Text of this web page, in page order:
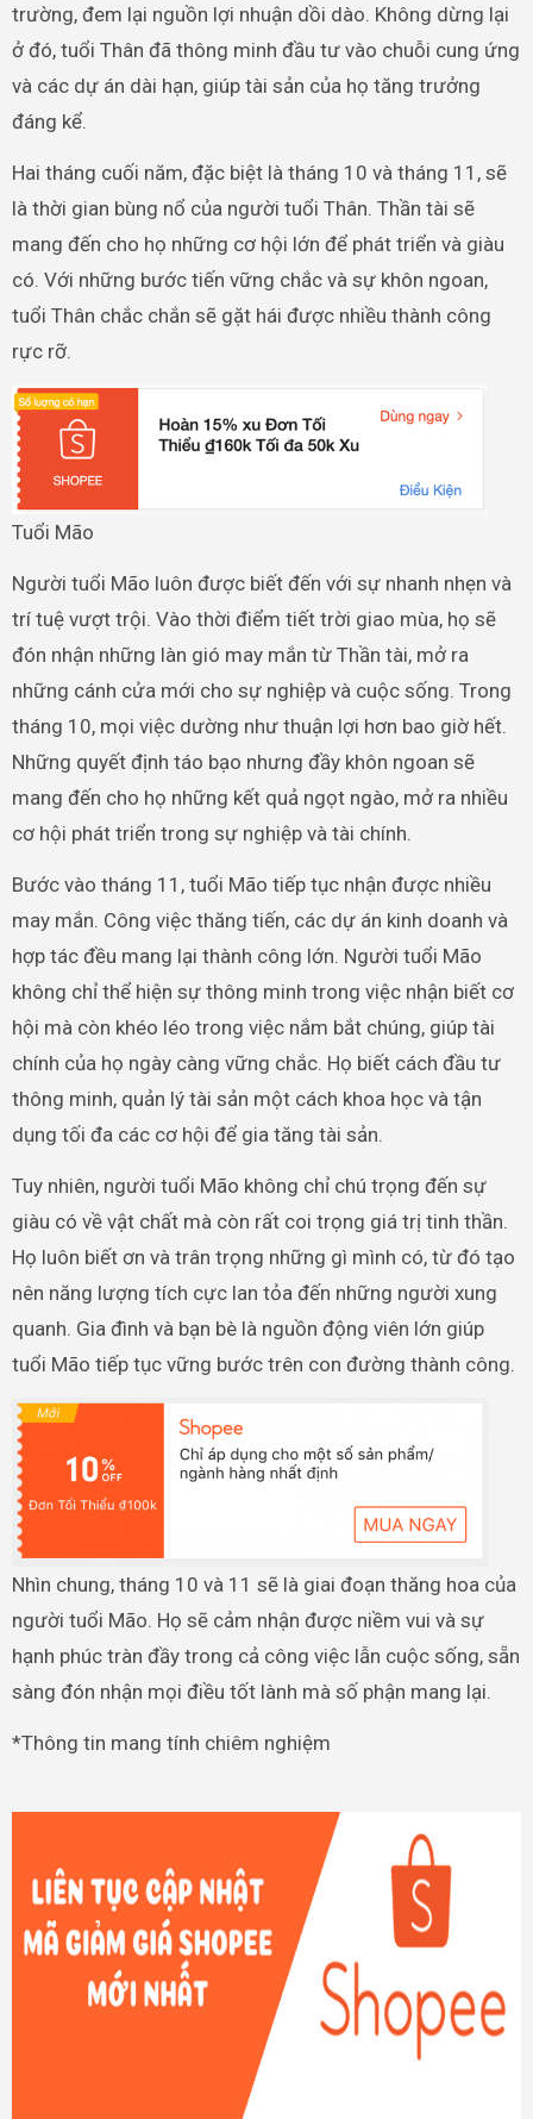
trường, đem lại nguồn lợi nhuận dồi dào. Không dừng lại
ở đó, tuổi Thân đã thông minh đầu tư vào chuỗi cung ứng
và các dự án dài hạn, giúp tài sản của họ tăng trưởng
đáng kể.
Hai tháng cuối năm, đặc biệt là tháng 10 và tháng 11, sẽ
là thời gian bùng nổ của người tuổi Thân. Thần tài sẽ
mang đến cho họ những cơ hội lớn để phát triển và giàu
có. Với những bước tiến vững chắc và sự khôn ngoan,
tuổi Thân chắc chắn sẽ gặt hái được nhiều thành công
rực rỡ.
Tuổi Mão
Người tuổi Mão luôn được biết đến với sự nhanh nhẹn và
trí tuệ vượt trội. Vào thời điểm tiết trời giao mùa, họ sẽ
đón nhận những làn gió may mắn từ Thần tài, mở ra
những cánh cửa mới cho sự nghiệp và cuộc sống. Trong
tháng 10, mọi việc dường như thuận lợi hơn bao giờ hết.
Những quyết định táo bạo nhưng đầy khôn ngoan sẽ
mang đến cho họ những kết quả ngọt ngào, mở ra nhiều
cơ hội phát triển trong sự nghiệp và tài chính.
Bước vào tháng 11, tuổi Mão tiếp tục nhận được nhiều
may mắn. Công việc thăng tiến, các dự án kinh doanh và
hợp tác đều mang lại thành công lớn. Người tuổi Mão
không chỉ thể hiện sự thông minh trong việc nhận biết cơ
hội mà còn khéo léo trong việc nắm bắt chúng, giúp tài
chính của họ ngày càng vững chắc. Họ biết cách đầu tư
thông minh, quản lý tài sản một cách khoa học và tận
dụng tối đa các cơ hội để gia tăng tài sản.
Tuy nhiên, người tuổi Mão không chỉ chú trọng đến sự
giàu có về vật chất mà còn rất coi trọng giá trị tinh thần.
Họ luôn biết ơn và trân trọng những gì mình có, từ đó tạo
nên năng lượng tích cực lan tỏa đến những người xung
quanh. Gia đình và bạn bè là nguồn động viên lớn giúp
tuổi Mão tiếp tục vững bước trên con đường thành công.
Nhìn chung, tháng 10 và 11 sẽ là giai đoạn thăng hoa của
người tuổi Mão. Họ sẽ cảm nhận được niềm vui và sự
hạnh phúc tràn đầy trong cả công việc lẫn cuộc sống, sẵn
sàng đón nhận mọi điều tốt lành mà số phận mang lại.
*Thông tin mang tính chiêm nghiệm